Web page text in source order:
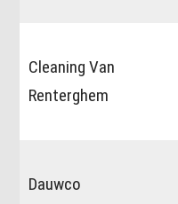
Cleaning Van
Renterghem
Dauwco